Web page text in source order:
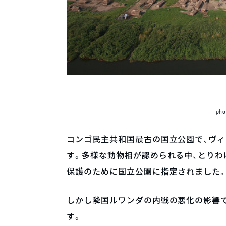
コンゴ民主共和国最古の国立公園で、ヴ
す。多様な動物相が認められる中、とり
保護のために国立公園に指定されました
しかし隣国ルワンダの内戦の悪化の影響
す。